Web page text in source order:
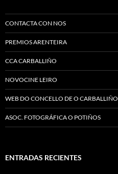
CONTACTA CON NOS
PREMIOS ARENTEIRA
CCA CARBALLIÑO
NOVOCINE LEIRO
WEB DO CONCELLO DE O CARBALLIÑO
ASOC. FOTOGRÁFICA O POTIÑOS
ENTRADAS RECIENTES